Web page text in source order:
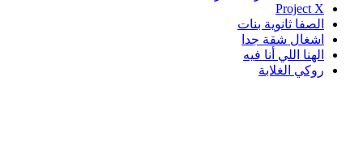
Project X
الصفا ثانوية بنات
اشغال شقة جدا
الهنا اللي أنا فيه
روكي الغلابة